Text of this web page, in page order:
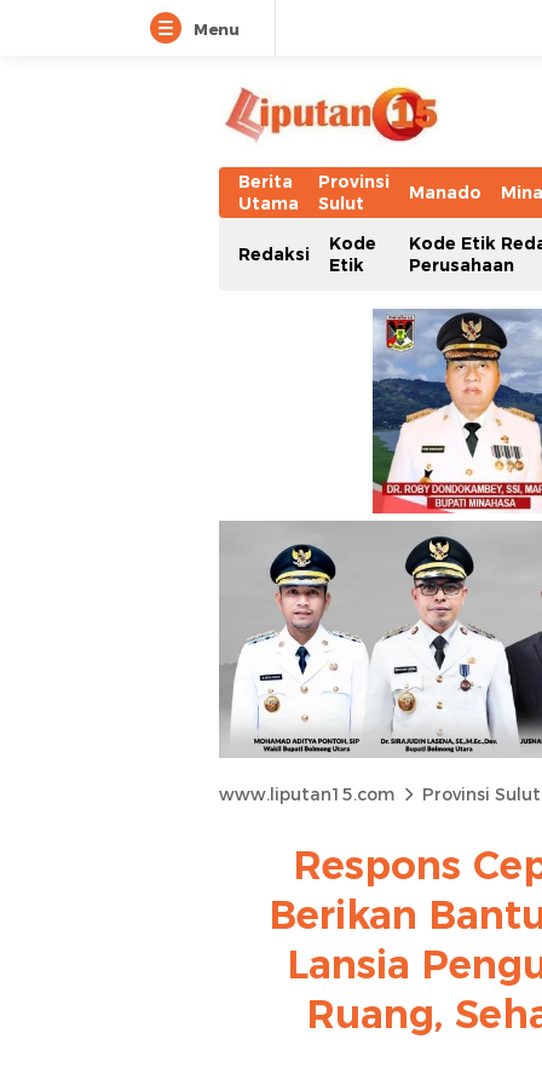
Menu
Berita
Utama
Provinsi
Sulut
Manado
Redaksi
Kode
Etik
Kode Etik
Perusahaan
www.liputan15.com Provinsi Sulut
Respons
Berikan
Lansia
Ruang,